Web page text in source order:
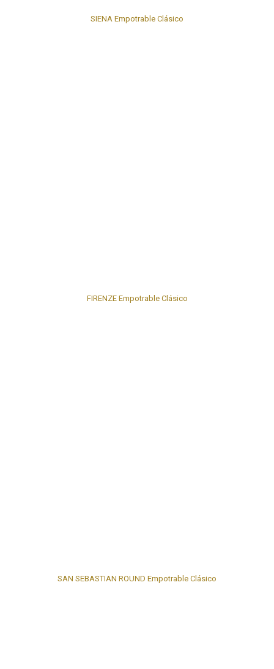
SIENA Empotrable Clásico
FIRENZE Empotrable Clásico
SAN SEBASTIAN ROUND Empotrable Clásico